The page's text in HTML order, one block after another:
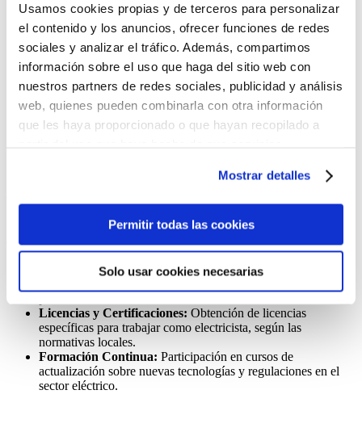
Usamos cookies propias y de terceros para personalizar
el contenido y los anuncios, ofrecer funciones de redes
sociales y analizar el tráfico. Además, compartimos
información sobre el uso que haga del sitio web con
nuestros partners de redes sociales, publicidad y análisis
web, quienes pueden combinarla con otra información
que les haya proporcionado o que hayan recopilado a
“Permitir todas las cookies”, rechazarlas todas salvo las
estrictamente técnicas pulsando el botón “Solo usar
cookies necesarias” o seleccionar aquellas para las que
presta su consentimiento pulsando el botón “Permitir
Consulta nuestraPolítica de Cookies
momento en el botón que aparece en la esquina
izquierda de la página.
Mostrar detalles
Permitir todas las cookies
Solo usar cookies necesarias
¿quéhabilidadestiene un
electricista?
Para convertirse en electricista, se recomienda obtener las siguientes
calificaciones educativas:
Formación Profesional:Certificación en electricidad o
Licencias y Certificaciones: Obtención de licencias
específicas para trabajar como electricista, según las
normativas locales.
Formación Continua: Participación en cursos de
actualización sobre nuevas tecnologías y regulaciones en el
sector eléctrico.